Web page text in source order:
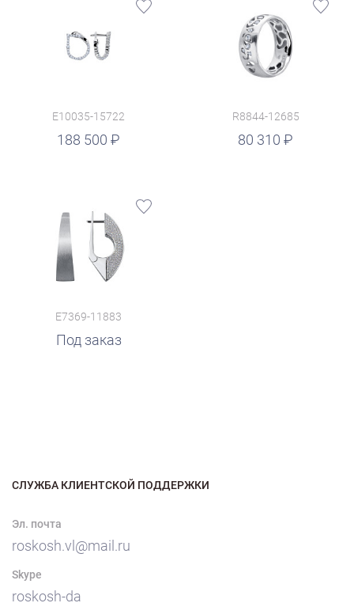
E10035-15722
188 500
R8844-12685
80 310
руб.
E7369-11883
Под заказ
СЛУЖБА КЛИЕНТСКОЙ ПОДДЕРЖКИ
Эл. почта
roskosh.vl@mail.ru
Skype
roskosh-da